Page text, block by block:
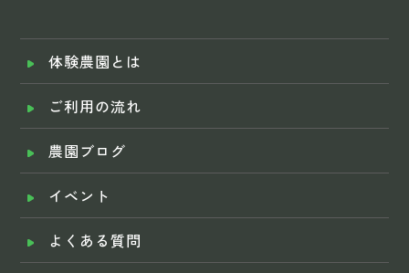
体験農園とは
ご利用の流れ
農園ブログ
イベント
よくある質問